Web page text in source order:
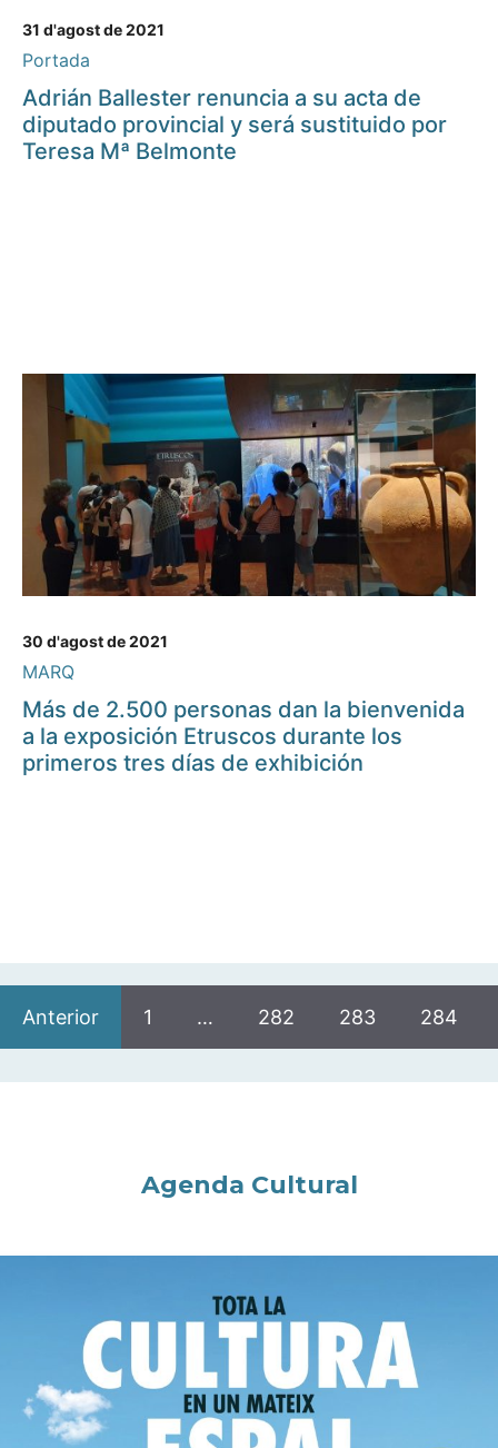
31 d'agost de 2021
Portada
Adrián Ballester renuncia a su acta de
diputado provincial y será sustituido por
Teresa Mª Belmonte
30 d'agost de 2021
MARQ
Más de 2.500 personas dan la bienvenida
a la exposición Etruscos durante los
primeros tres días de exhibición
Anterior 1 … 282 283 284
Agenda Cultural